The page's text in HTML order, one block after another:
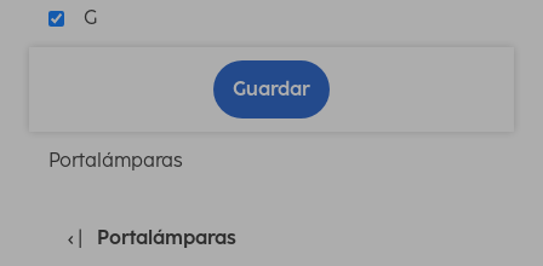
G
Guardar
Portalámparas
Portalámparas